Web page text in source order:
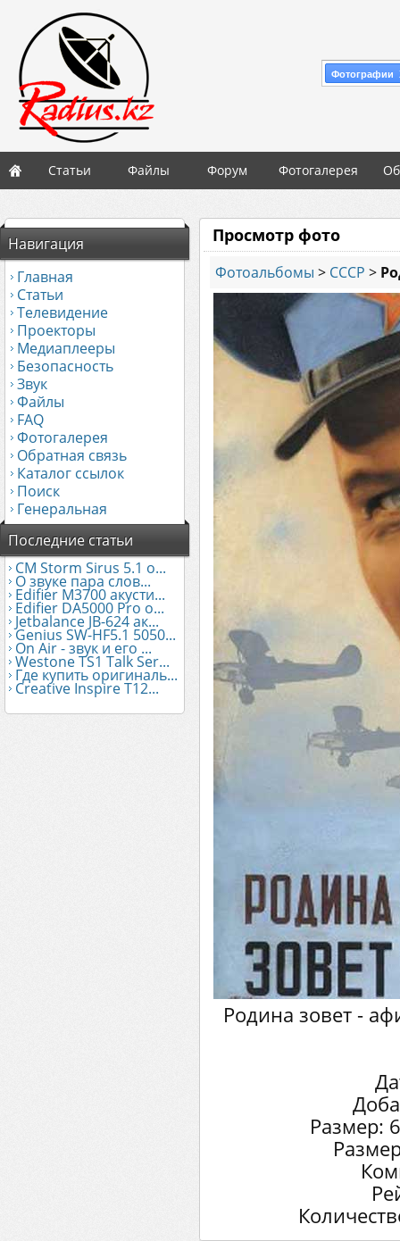
Фотографии
Статьи Файлы Форум Фотогалерея
Навигация
Главная
Статьи
Телевидение
Проекторы
Медиаплееры
Безопасность
Звук
Файлы
FAQ
Фотогалерея
Обратная связь
Каталог ссылок
Поиск
Генеральная
Последние статьи
CM Storm Sirus 5.1 о...
О звуке пара слов...
Edifier М3700 акусти...
Edifier DA5000 Pro о...
Jetbalance JB-624 ак...
Genius SW-HF5.1 5050...
On Air - звук и его ...
Westone TS1 Talk Ser...
Где купить оригиналь...
Creative Inspire T12...
Просмотр фото
Фотоальбомы > СССР >
Родина зовет -
Размер: